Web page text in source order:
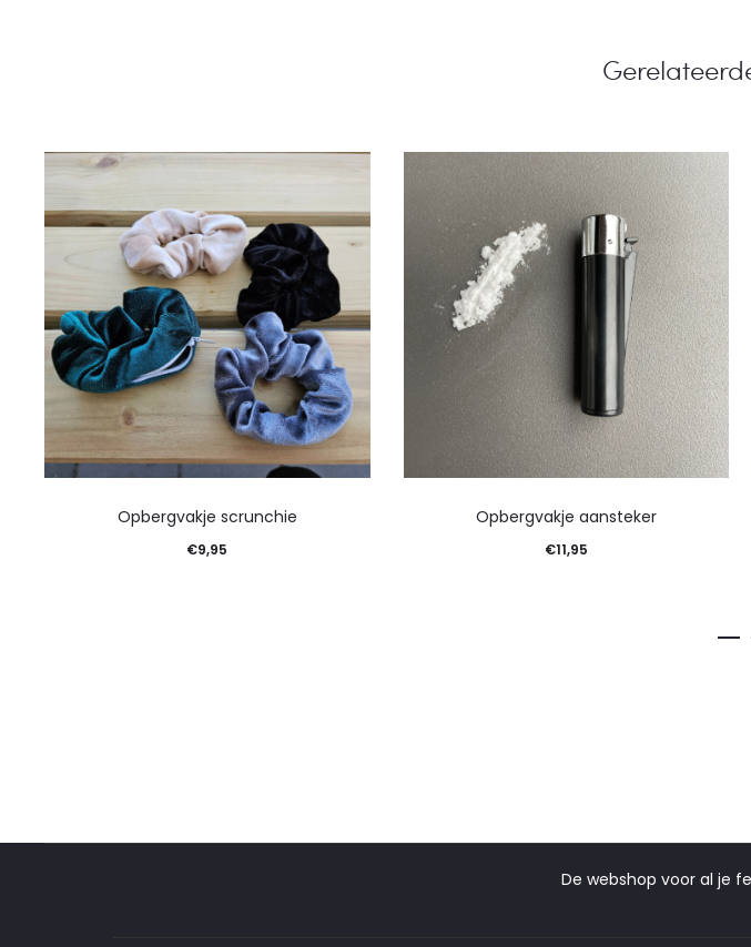
Opbergvakje scrunchie
€9,95
Opbergvakje aansteker
€11,95
De webshop voor al je